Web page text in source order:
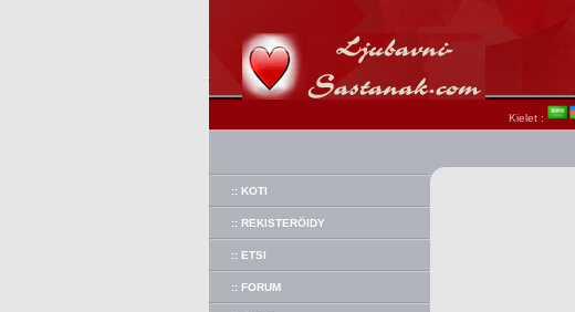
Kielet :
:: KOTI
:: REKISTERÖIDY
:: ETSI
:: FORUM